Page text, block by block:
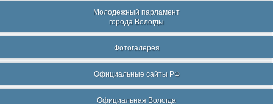
Молодежный парламент
города Вологды
Фотогалерея
Официальные сайты РФ
Официальная Вологда